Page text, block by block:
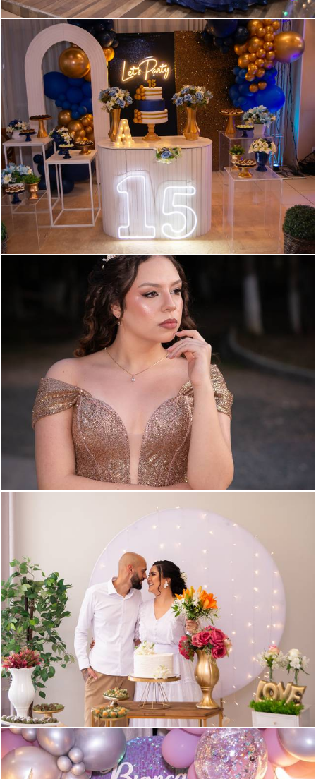
251 0
208 0
684 31